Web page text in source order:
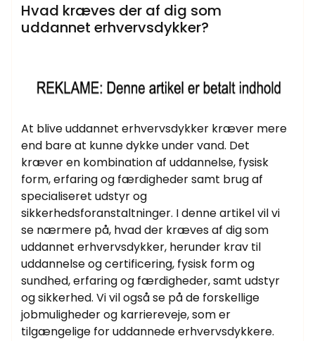
Hvad kræves der af dig som
uddannet erhvervsdykker?
At blive uddannet erhvervsdykker kræver mere
end bare at kunne dykke under vand. Det
kræver en kombination af uddannelse, fysisk
form, erfaring og færdigheder samt brug af
specialiseret udstyr og
sikkerhedsforanstaltninger. I denne artikel vil vi
se nærmere på, hvad der kræves af dig som
uddannet erhvervsdykker, herunder krav til
uddannelse og certificering, fysisk form og
sundhed, erfaring og færdigheder, samt udstyr
og sikkerhed. Vi vil også se på de forskellige
jobmuligheder og karriereveje, som er
tilgængelige for uddannede erhvervsdykkere.